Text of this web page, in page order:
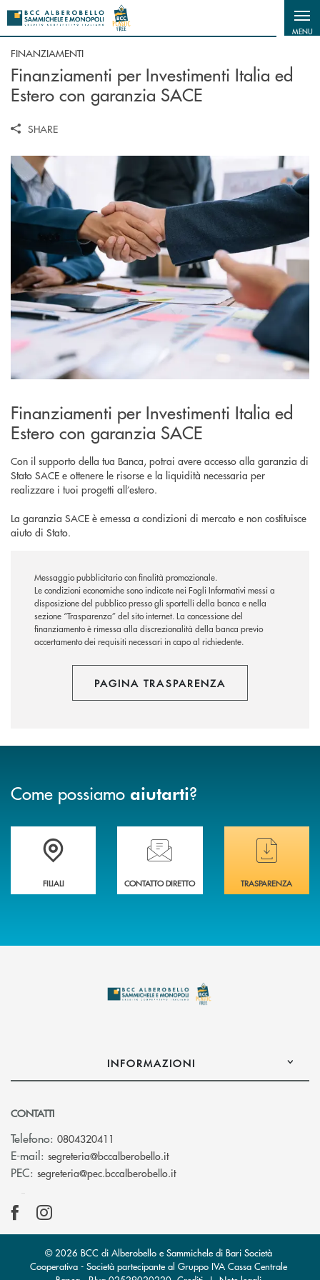
Salta al contenuto principale
MENU
FINANZIAMENTI
Finanziamenti per Investimenti Italia ed
Estero con garanzia SACE
SHARE
Finanziamenti per Investimenti Italia ed
Estero con garanzia SACE
Con il supporto della tua Banca, potrai avere accesso alla garanzia di
Stato SACE e ottenere le risorse e la liquidità necessaria per
realizzare i tuoi progetti all’estero.
La garanzia SACE è emessa a condizioni di mercato e non costituisce
aiuto di Stato.
Messaggio pubblicitario con finalità promozionale.
Le condizioni economiche sono indicate nei Fogli Informativi messi a
disposizione del pubblico presso gli sportelli della banca e nella
sezione “Trasparenza” del sito internet.La concessione del
finanziamento è rimessa alla discrezionalità della banca previo
accertamento dei requisiti necessari in capo al richiedente.
PAGINA TRASPARENZA
Come possiamo aiutarti?
Trova la filiale più vicina a te
FILIALI
Hai bisogno di assistenza immediata ?
CONTATTO DIRETTO
Hai bisogno di
TRASPARENZA
INFORMAZIONI
CONTATTI
Telefono: 0804320411
E-mail: segreteria@bccalberobello.it(si apre l’app di posta
PEC: segreteria@pec.bccalberobello.it(si apre l’app di posta
© 2026 BCC di Alberobello e Sammichele di Bari Società
Cooperativa - Società partecipante al Gruppo IVA Cassa Centrale